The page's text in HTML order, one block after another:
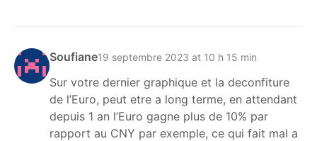
Soufiane19 septembre 2023 at 10 h 15 min
Sur votre dernier graphique et la deconfiture
de l’Euro, peut etre a long terme, en attendant
depuis 1 an l’Euro gagne plus de 10% par
rapport au CNY par exemple, ce qui fait mal a